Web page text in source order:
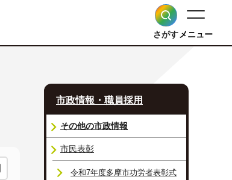
さがすメニュー
市政情報・職員採用
その他の市政情報
市民表彰
令和7年度多摩市功労者表彰式